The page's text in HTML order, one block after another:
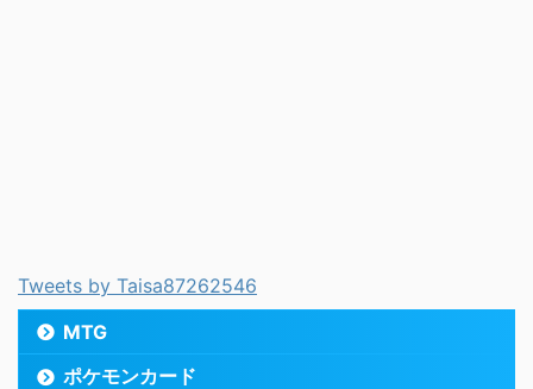
Tweets by Taisa87262546
MTG
ポケモンカード